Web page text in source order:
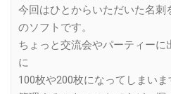
今回はひとからいただいた名刺
のソフトです。
ちょっと交流会やパーティーに
に
100枚や200枚になってしまい